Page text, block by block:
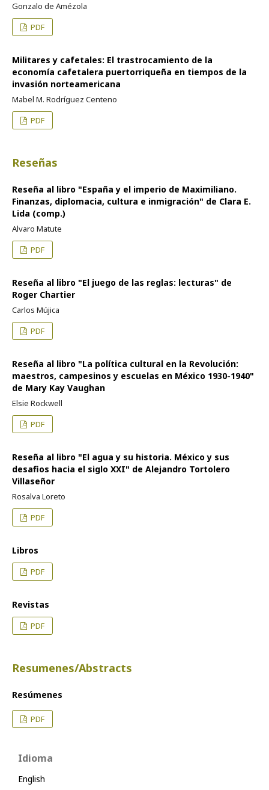
Gonzalo de Amézola
PDF
Militares y cafetales: El trastrocamiento de la
economía cafetalera puertorriqueña en tiempos de la
invasión norteamericana
Mabel M. Rodríguez Centeno
PDF
Reseñas
Reseña al libro "España y el imperio de Maximiliano.
Finanzas, diplomacia, cultura e inmigración" de Clara E.
Lida (comp.)
Alvaro Matute
PDF
Reseña al libro "El juego de las reglas: lecturas" de
Roger Chartier
Carlos Mújica
PDF
Reseña al libro "La política cultural en la Revolución:
maestros, campesinos y escuelas en México 1930-1940"
de Mary Kay Vaughan
Elsie Rockwell
PDF
Reseña al libro "El agua y su historia. México y sus
desafios hacia el siglo XXI" de Alejandro Tortolero
Villaseñor
Rosalva Loreto
PDF
Libros
PDF
Revistas
PDF
Resumenes/Abstracts
Resúmenes
PDF
Idioma
English